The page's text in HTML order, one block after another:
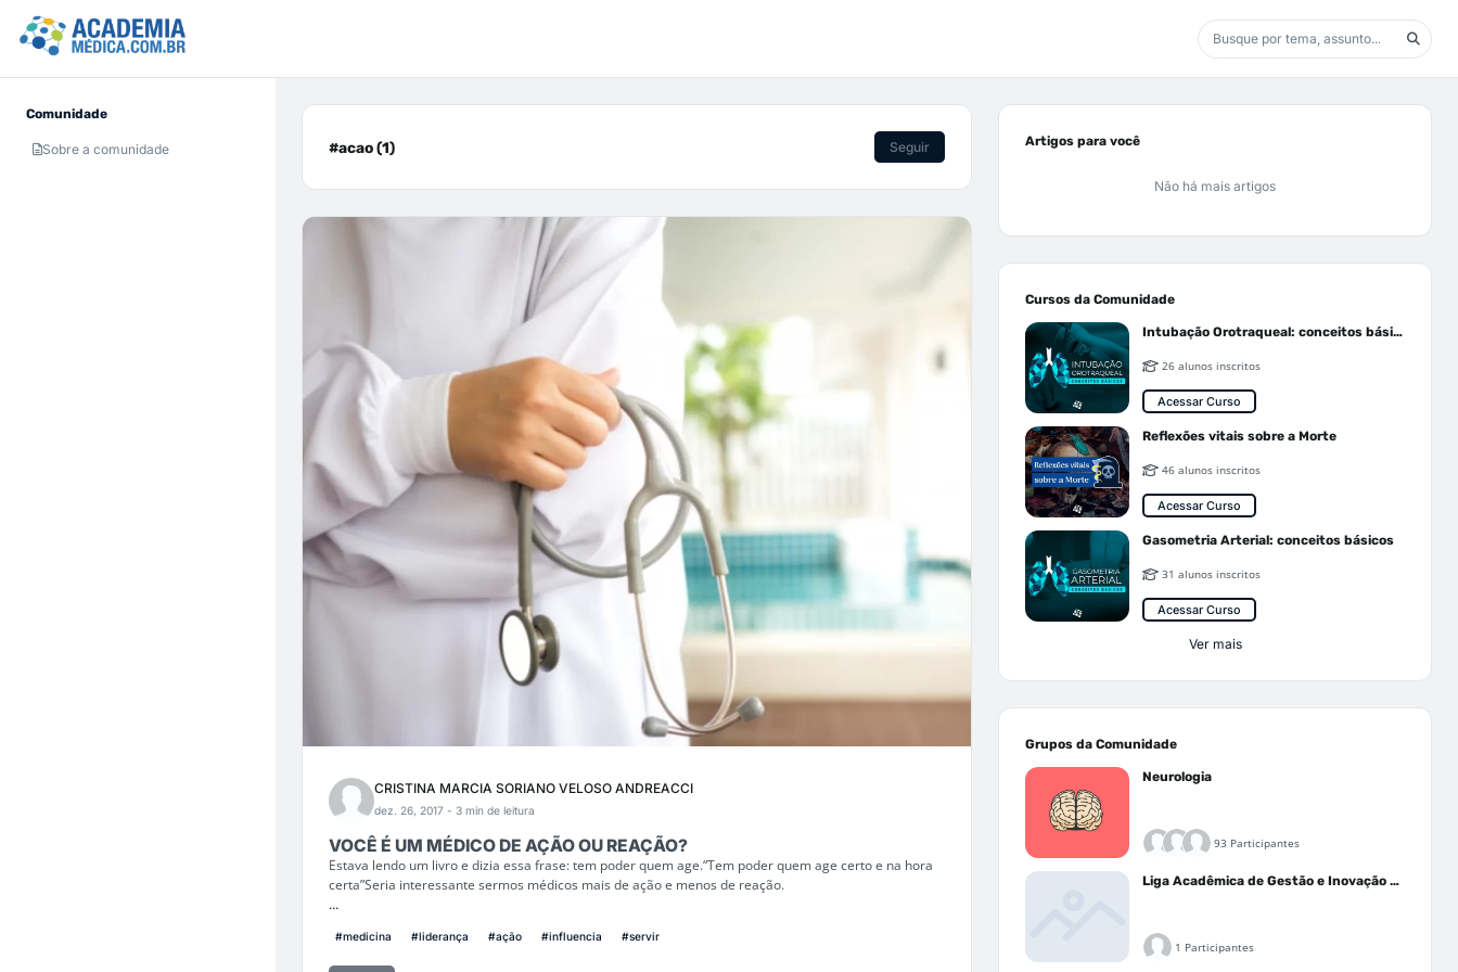
Comunidade
Sobre a comunidade #acao (1) Seguir
CRISTINA MARCIA SORIANO VELOSO ANDREACCI
dez. 26, 2017 - 3 min de leitura
VOCÊ É UM MÉDICO DE AÇÃO OU REAÇÃO?
Estava lendo um livro e dizia essa frase: tem poder quem age.“Tem poder quem age certo e na hora
certa”Seria interessante sermos médicos mais de ação e menos de reação.
...
#medicina #liderança #ação #influencia #servir
Artigos para você
Não há mais artigos
Cursos da Comunidade
Intubação Orotraqueal: conceitos básicos
26 alunos inscritos
Acessar Curso
Reflexões vitais sobre a Morte
46 alunos inscritos
Acessar Curso
Gasometria Arterial: conceitos básicos
31 alunos inscritos
Acessar Curso
Ver mais
Grupos da Comunidade
Neurologia
93 Participantes
Liga Acadêmica de Gestão e Inovação Médica - LAGIM
1 Participantes